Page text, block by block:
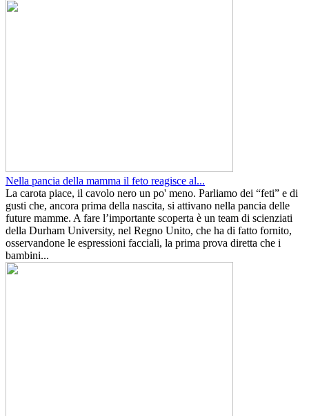
Nella pancia della mamma il feto reagisce al...
La carota piace, il cavolo nero un po' meno. Parliamo dei “feti” e di
gusti che, ancora prima della nascita, si attivano nella pancia delle
future mamme. A fare l’importante scoperta è un team di scienziati
della Durham University, nel Regno Unito, che ha di fatto fornito,
osservandone le espressioni facciali, la prima prova diretta che i
bambini...